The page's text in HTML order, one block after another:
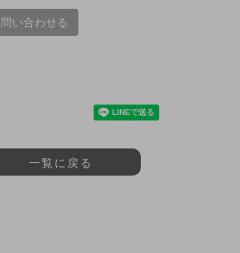
い合わせる
一覧に戻る